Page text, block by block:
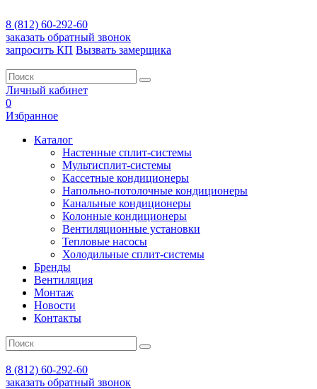
8 (812) 60-292-60
заказать обратный звонок
запросить КП Вызвать замерщика
Личный кабинет
0
Избранное
Каталог
Настенные сплит-системы
Мультисплит-системы
Кассетные кондиционеры
Напольно-потолочные кондиционеры
Канальные кондиционеры
Колонные кондиционеры
Вентиляционные установки
Тепловые насосы
Холодильные сплит-системы
Бренды
Вентиляция
Монтаж
Новости
Контакты
8 (812) 60-292-60
заказать обратный звонок